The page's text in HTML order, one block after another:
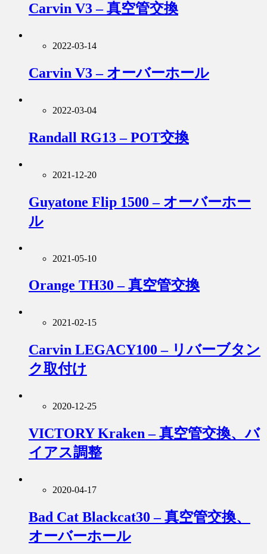
Carvin V3 – 真空管交換
2022-03-14
Carvin V3 – オーバーホール
2022-03-04
Randall RG13 – POT交換
2021-12-20
Guyatone Flip 1500 – オーバーホー
ル
2021-05-10
Orange TH30 – 真空管交換
2021-02-15
Carvin LEGACY100 – リバーブタン
ク取付け
2020-12-25
VICTORY Kraken – 真空管交換、バ
イアス調整
2020-04-17
Bad Cat Blackcat30 – 真空管交換、
オーバーホール